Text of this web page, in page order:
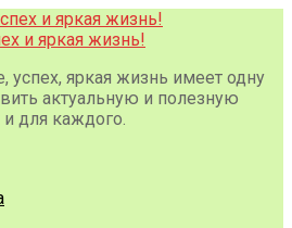
и яркая жизнь!
успех, яркая жизнь имеет одну
актуальную и полезную
для каждого.